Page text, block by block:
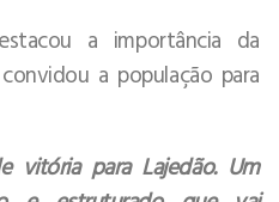
a importância da
a população para
vitória para Lajedão. Um